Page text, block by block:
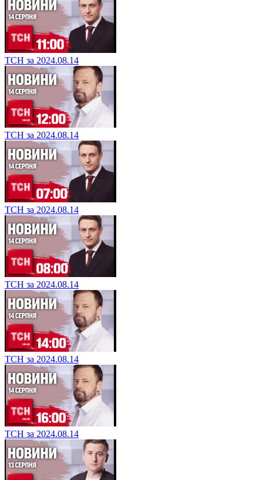
ТСН за 2024.08.14
ТСН за 2024.08.14
ТСН за 2024.08.14
ТСН за 2024.08.14
ТСН за 2024.08.14
ТСН за 2024.08.14